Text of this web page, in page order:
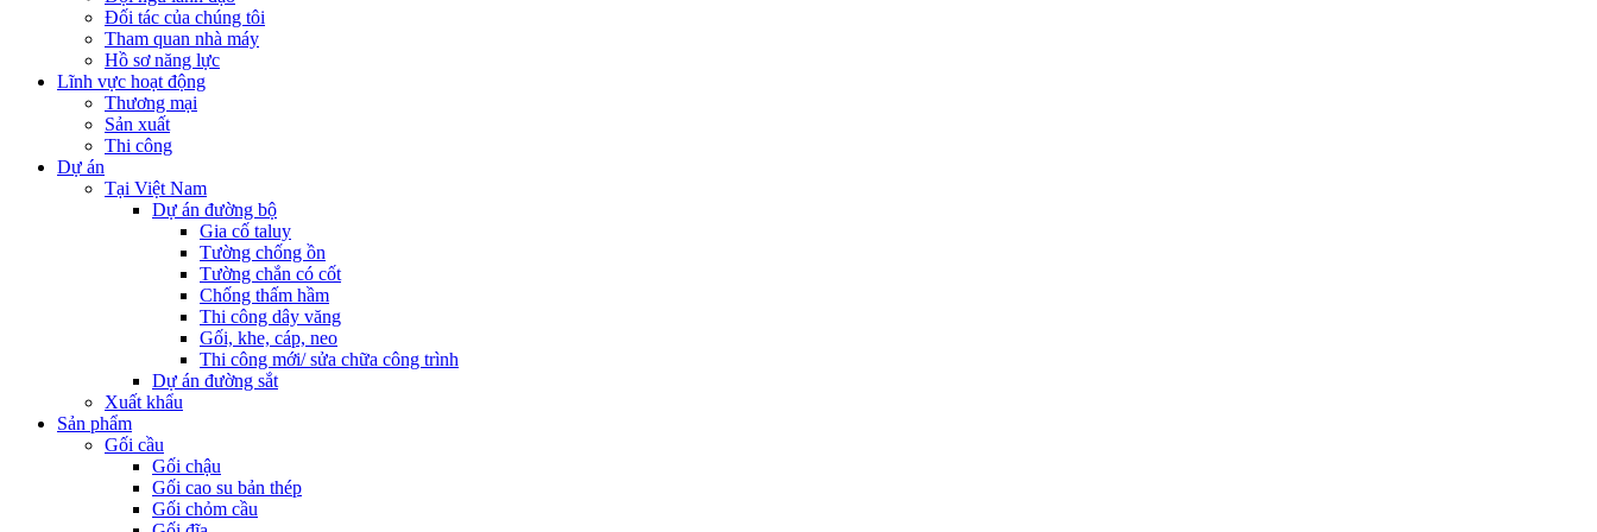
Đối tác của chúng tôi
Tham quan nhà máy
Hồ sơ năng lực
Lĩnh vực hoạt động
Thương mại
Sản xuất
Thi công
Dự án
Tại Việt Nam
Dự án đường bộ
Gia cố taluy
Tường chống ồn
Tường chắn có cốt
Chống thấm hầm
Thi công dây văng
Gối, khe, cáp, neo
Thi công mới/ sửa chữa công trình
Dự án đường sắt
Xuất khẩu
Sản phẩm
Gối cầu
Gối chậu
Gối cao su bản thép
Gối chỏm cầu